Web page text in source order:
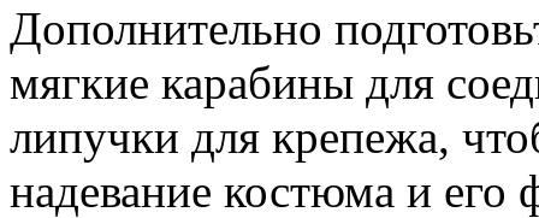
Дополнительно
мягкие карабины для
липучки для крепежа,
надевание костюма и его